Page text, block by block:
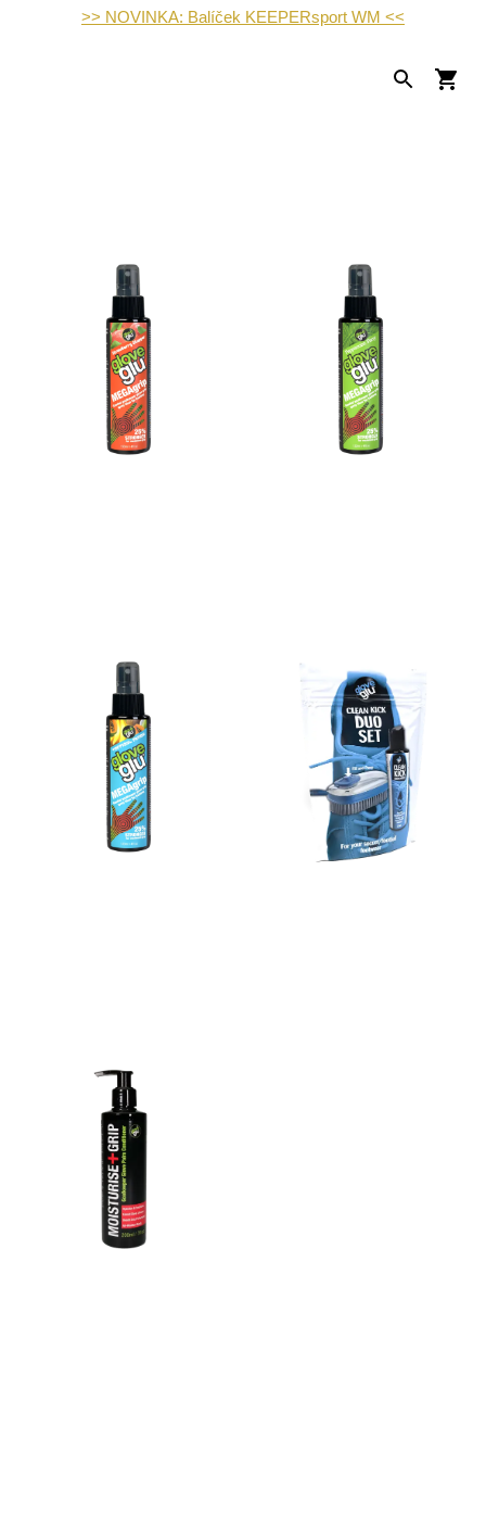
>> NOVINKA: Balíček KEEPERsport WM <<